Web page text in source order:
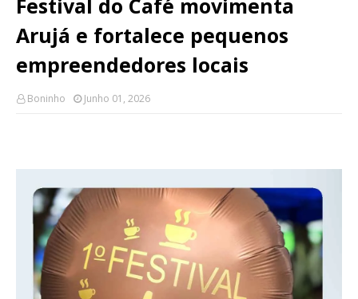
Festival do Café movimenta
Arujá e fortalece pequenos
empreendedores locais
Boninho Junho 01, 2026